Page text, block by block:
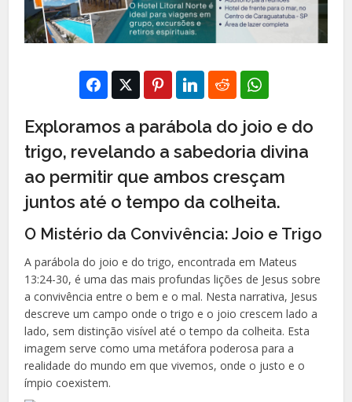
Exploramos a parábola do joio e do
trigo, revelando a sabedoria divina
ao permitir que ambos cresçam
juntos até o tempo da colheita.
O Mistério da Convivência: Joio e Trigo
A parábola do joio e do trigo, encontrada em Mateus
13:24-30, é uma das mais profundas lições de Jesus sobre
a convivência entre o bem e o mal. Nesta narrativa, Jesus
descreve um campo onde o trigo e o joio crescem lado a
lado, sem distinção visível até o tempo da colheita. Esta
imagem serve como uma metáfora poderosa para a
realidade do mundo em que vivemos, onde o justo e o
ímpio coexistem.